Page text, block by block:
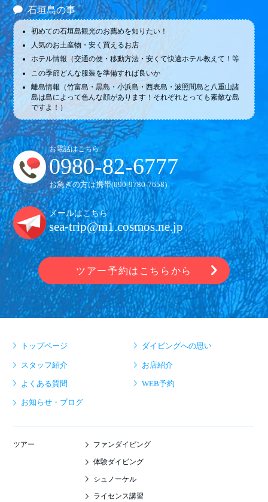
石垣島の事
初めての石垣島観光のお薦めを知りたい！
人気のお土産物・安く買えるお店
ホテル情報（交通の便・移動方法・安くて快適ホテル教えて！等
この季節どんな服装を準備すれば良いか
離島情報（竹富島・黒島・小浜島・西表島・波照間島と八重山諸
島は島によって色んな顔があります！それぞれとっても素敵な島
ですよ！）
お電話はこちら
0980-82-6777
お急ぎの方は携帯(090-9780-7658)
メールはこちら
sea-trip@m1.cosmos.ne.jp
ツアー予約はこちらから
トップページ ダイビングへの思い
スタッフ紹介 お店紹介
よくある質問 WEB予約
お知らせ・ブログ
ツアー ファンダイビング
体験ダイビング
シュノーケル
ライセンス講習